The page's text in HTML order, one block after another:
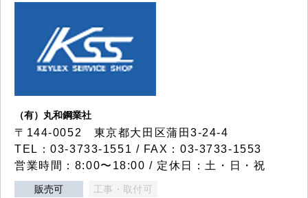
（有）丸和鋼業社
〒144-0052 東京都大田区蒲田3-24-4
TEL：03-3733-1551 / FAX：03-3733-1553
営業時間：8:00〜18:00 / 定休日：土・日・祝
販売可 工事・取付可